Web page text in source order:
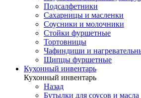
Подсалфетники
Сахарницы и масленки
Соусники и молочники
Стойки фуршетные
Тортовницы
Чафиндиши и
Щипцы фуршетные
Кухонный инвентарь
Кухонный инвентарь
Назад
Бутылки для соусов и масла